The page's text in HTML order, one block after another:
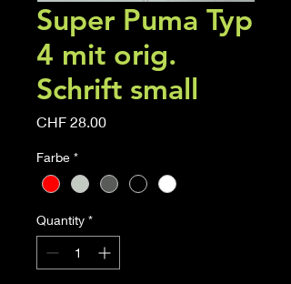
Super Puma Typ
4 mit orig.
Schrift small
CHF 28.00Price
Farbe *
Quantity *